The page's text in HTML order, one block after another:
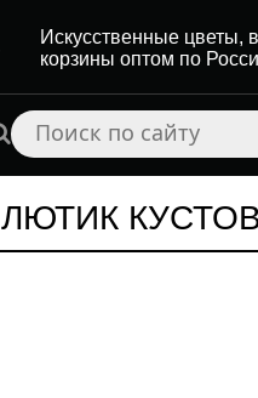
Искусственные цветы,
корзины оптом по
ЛЮТИК